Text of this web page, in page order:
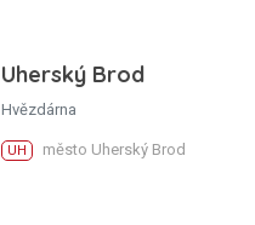
Uherský Brod
Hvězdárna
UH město Uherský Brod